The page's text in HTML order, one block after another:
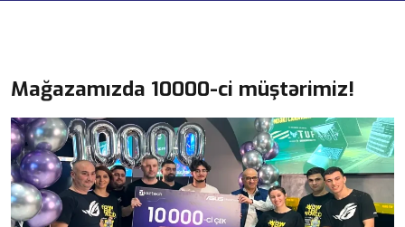
Mağazamızda 10000-ci müştərimiz!